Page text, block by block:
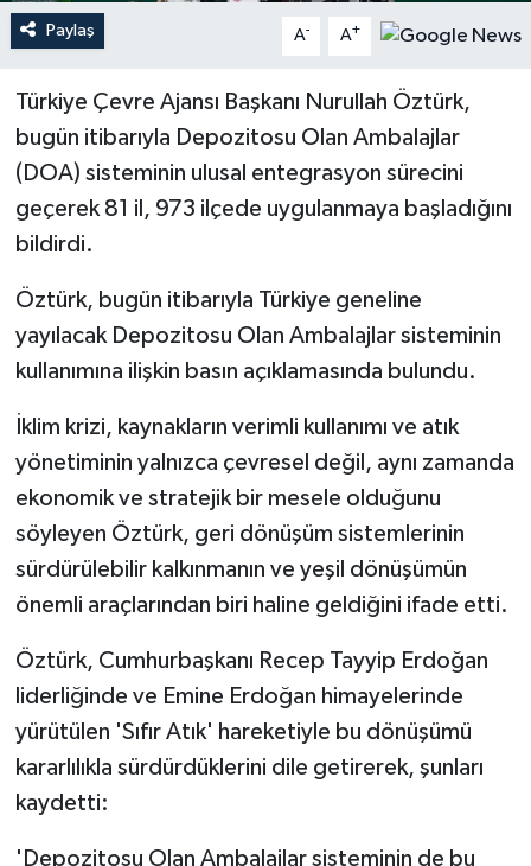
Paylaş A- A+
Türkiye Çevre Ajansı Başkanı Nurullah Öztürk,
bugün itibarıyla Depozitosu Olan Ambalajlar
(DOA) sisteminin ulusal entegrasyon sürecini
geçerek 81 il, 973 ilçede uygulanmaya başladığını
bildirdi.
Öztürk, bugün itibarıyla Türkiye geneline
yayılacak Depozitosu Olan Ambalajlar sisteminin
kullanımına ilişkin basın açıklamasında bulundu.
İklim krizi, kaynakların verimli kullanımı ve atık
yönetiminin yalnızca çevresel değil, aynı zamanda
ekonomik ve stratejik bir mesele olduğunu
söyleyen Öztürk, geri dönüşüm sistemlerinin
sürdürülebilir kalkınmanın ve yeşil dönüşümün
önemli araçlarından biri haline geldiğini ifade etti.
Öztürk, Cumhurbaşkanı Recep Tayyip Erdoğan
liderliğinde ve Emine Erdoğan himayelerinde
yürütülen 'Sıfır Atık' hareketiyle bu dönüşümü
kararlılıkla sürdürdüklerini dile getirerek, şunları
kaydetti:
'Depozitosu Olan Ambalajlar sisteminin de bu